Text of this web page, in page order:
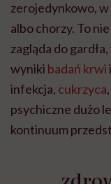
zerojedynkowo,
albo chorzy. To
zagląda do
wyniki badań krwi
infekcja, cukrzyca
psychiczne dużo
kontinuum